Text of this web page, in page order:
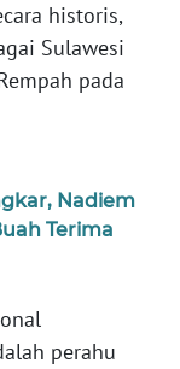
historis,
Sulawesi
pada
Nadiem
Terima
perahu